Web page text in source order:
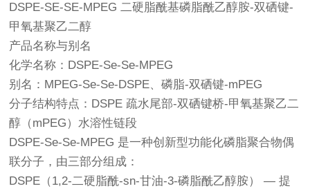
DSPE-SE-SE-MPEG 二硬脂酰基磷脂酰乙醇胺-双硒键-
甲氧基聚乙二醇
产品名称与别名
化学名称：DSPE-Se-Se-MPEG
别名：MPEG-Se-Se-DSPE、磷脂-双硒键-mPEG
分子结构特点：DSPE 疏水尾部-双硒键桥-甲氧基聚乙二
醇（mPEG）水溶性链段
DSPE-Se-Se-MPEG 是一种创新型功能化磷脂聚合物偶
联分子，由三部分组成：
DSPE（1,2-二硬脂酰-sn-甘油-3-磷脂酰乙醇胺） — 提